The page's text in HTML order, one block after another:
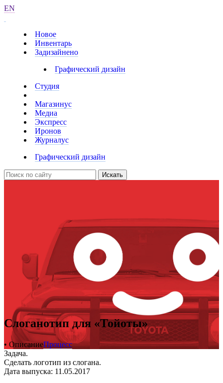
EN
Новое
Инвентарь
Задизайнено
Графический дизайн
Студия
Магазинус
Медиа
Экспресс
Иронов
Журналус
Графический дизайн
Искать
Слоганотип для «Тойоты»
• ОписаниеПроцесс
Задача.
Сделать логотип из слогана.
Дата выпуска: 11.05.2017